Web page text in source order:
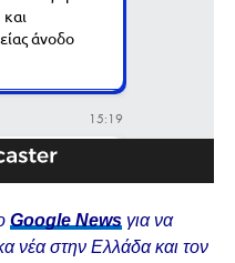
Google Newsγια να
νέα στην Ελλάδα και τον